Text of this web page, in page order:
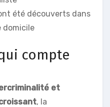
été découverts dans
domicile
compte
et
, la